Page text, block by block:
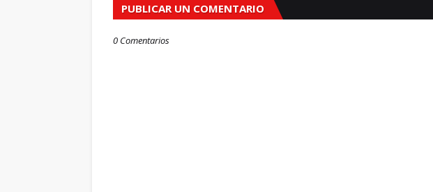
PUBLICAR UN COMENTARIO
0 Comentarios